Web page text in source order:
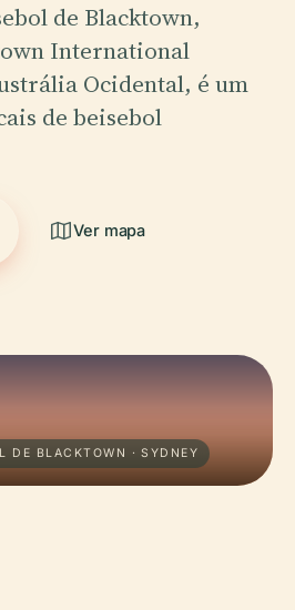
de Blacktown,
International
Ocidental, é um
de beisebol
Ver mapa
DE BLACKTOWN · SYDNEY